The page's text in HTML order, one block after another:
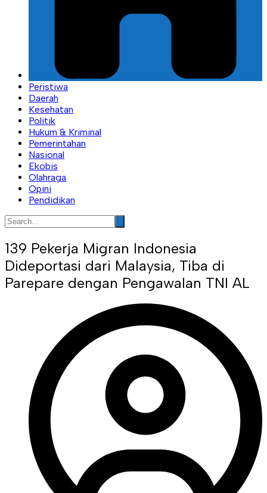
Peristiwa
Daerah
Kesehatan
Politik
Hukum & Kriminal
Pemerintahan
Nasional
Ekobis
Olahraga
Opini
Pendidikan
139 Pekerja Migran Indonesia
Dideportasi dari Malaysia, Tiba di
Parepare dengan Pengawalan TNI AL